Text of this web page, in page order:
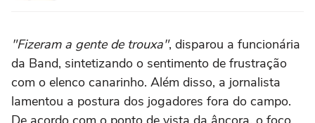
"Fizeram a gente de trouxa", disparou a funcionária
da Band, sintetizando o sentimento de frustração
com o elenco canarinho. Além disso, a jornalista
lamentou a postura dos jogadores fora do campo.